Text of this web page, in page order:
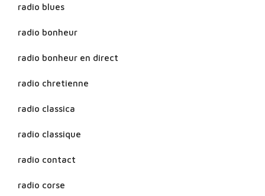
radio blues
radio bonheur
radio bonheur en direct
radio chretienne
radio classica
radio classique
radio contact
radio corse